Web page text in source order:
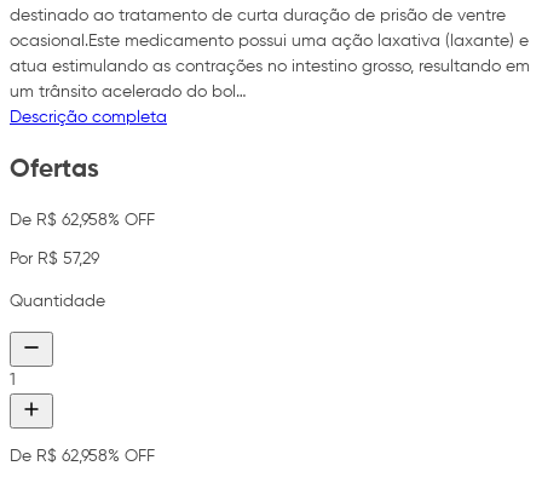
destinado ao tratamento de curta duração de prisão de ventre
ocasional.Este medicamento possui uma ação laxativa (laxante) e
atua estimulando as contrações no intestino grosso, resultando em
um trânsito acelerado do bol…
Descrição completa
Ofertas
De R$ 62,958% OFF
Por R$ 57,29
Quantidade
1
De R$ 62,958% OFF